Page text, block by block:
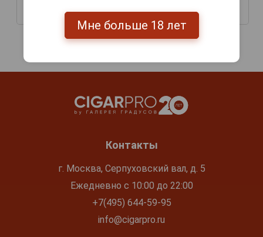
147 руб.
179 руб.
Контакты
г. Москва, Серпуховский вал, д. 5
Ежедневно с 10:00 до 22:00
+7(495) 644-59-95
info@cigarpro.ru
Мне больше 18 лет